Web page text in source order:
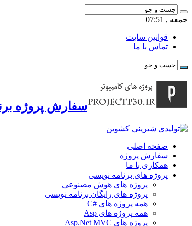
جمعه , 07:51
قوانین سایت
تماس با ما
سفارش پروژه
صفحه اصلی
سفارش پروژه
همکاری با ما
پروژه های برنامه نویسی
پروژه های هوش مصنوعی
پروژه های رایگان برنامه نویسی
همه پروژه های #C
همه پروژه های Asp
پروژه های Asp.Net MVC